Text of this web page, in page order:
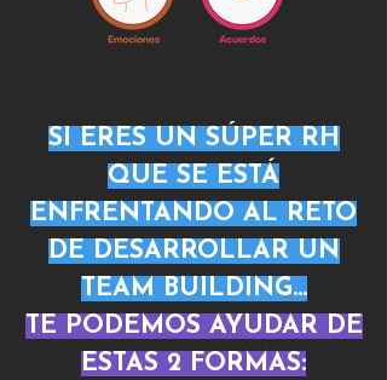
SI ERES UN SÚPER RH
QUE SE ESTÁ
ENFRENTANDO AL RETO
DE DESARROLLAR UN
TEAM BUILDING...
TE PODEMOS AYUDAR DE
ESTAS 2 FORMAS: